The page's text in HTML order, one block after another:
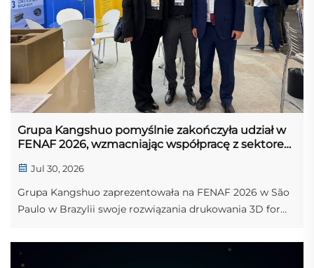
Grupa Kangshuo pomyślnie zakończyła udział w
FENAF 2026, wzmacniając współpracę z sektorem
Jul 30, 2026
Grupa Kangshuo zaprezentowała na FENAF 2026 w São
Paulo w Brazylii swoje rozwiązania drukowania 3D form
oraz usługi precyzyjnej obróbki skrawaniem.